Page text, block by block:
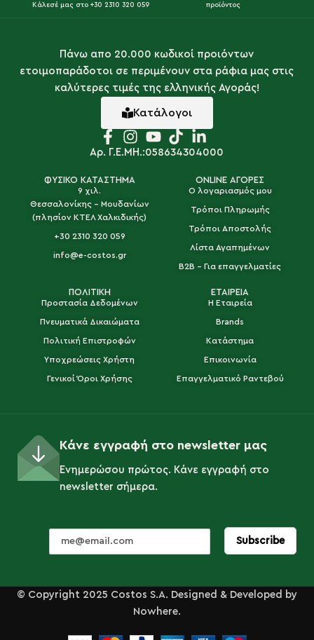
Κάλεσέ μας στο +30 2310 320 059
προϊόντος
Πάνω απο 20.000 κωδικοί προιόντων
ετοιμοπαράδοτοι σε περιμένουν στα ράφια μας στις
καλύτερες τιμές της ελληνικής Αγοράς!
Κατάλογοι
Αρ. Γ.Ε.ΜΗ.:058634304000
ΦΥΣΙΚΟ ΚΑΤΑΣΤΗΜΑ
9 χιλ.
Θεσσαλονίκης - Μουδανίων
(πλησίον ΚΤΕΛ Χαλκιδικής)
+30 2310 320 059
info@e-costos.gr
ONLINE ΑΓΟΡΕΣ
Ο λογαριασμός μου
Τρόποι Πληρωμής
Τρόποι Αποστολής
Λίστα Αγαπημένων
B2B - Για επαγγελματίες
ΠΟΛΙΤΙΚΗ
Προστασία Δεδομένων
Πνευματικά Δικαιώματα
Πολιτική Επιστροφών
Υποχρεώσεις Χρήστη
Γενικοί Όροι Χρήσης
ΕΤΑΙΡΕΙΑ
Η Εταιρεία
Brands
Κατάστημα
Επικοινωνία
Επαγγελματικό Ραντεβού
Κάνε εγγραφή στο newsletter μας
Ενημερώσου πρώτος. Κάνε εγγραφή στο
newsletter σήμερα.
© Copyright 2025 Costos S.A. Designed & Developed by
Nowhere.